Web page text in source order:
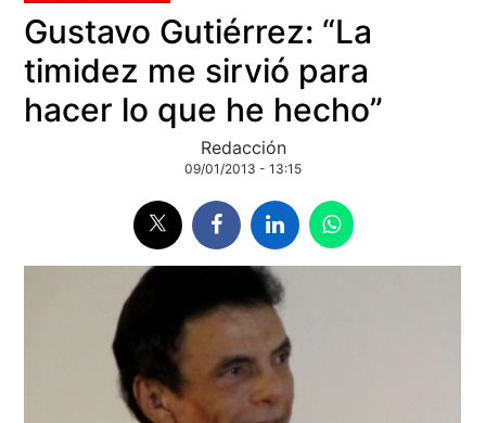
Gustavo Gutiérrez: “La
timidez me sirvió para
hacer lo que he hecho”
Redacción
09/01/2013 - 13:15